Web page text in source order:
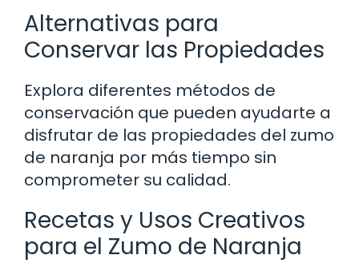
Alternativas para
Conservar las Propiedades
Explora diferentes métodos de
conservación que pueden ayudarte a
disfrutar de las propiedades del zumo
de naranja por más tiempo sin
comprometer su calidad.
Recetas y Usos Creativos
para el Zumo de Naranja